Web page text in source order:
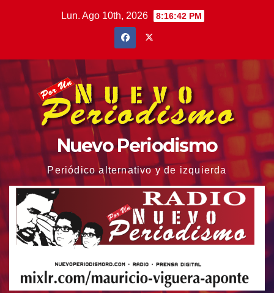
Lun. Ago 10th, 2026 8:16:44 PM
Nuevo Periodismo
Periódico alternativo y de izquierda